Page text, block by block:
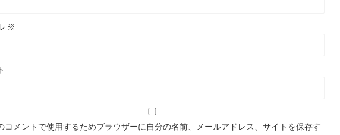
※
コメントで使用するためブラウザーに自分の名前、メールアドレス、サイトを保存す